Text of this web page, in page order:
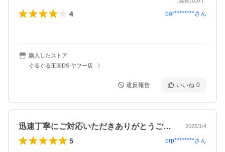
4 bar********さん
購入したストア
ぐるぐる王国DS ヤフー店
違反報告 いいね 0
迅速丁寧にご対応いただきありがとうござ… 2025/1/4
5 prp********さん